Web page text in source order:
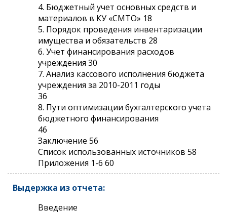
4. Бюджетный учет основных средств и
материалов в КУ «СМТО» 18
5. Порядок проведения инвентаризации
имущества и обязательств 28
6. Учет финансирования расходов
учреждения 30
7. Анализ кассового исполнения бюджета
учреждения за 2010-2011 годы
36
8. Пути оптимизации бухгалтерского учета
бюджетного финансирования
46
Заключение 56
Список использованных источников 58
Приложения 1-6 60
Выдержка из отчета:
Введение